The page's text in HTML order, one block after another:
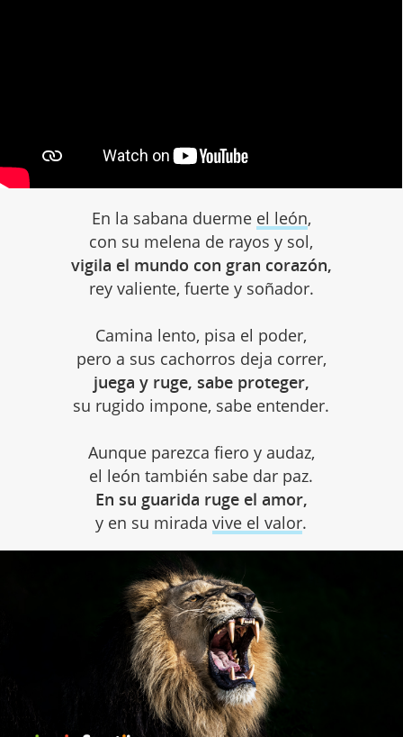
En la sabana duerme el león,
con su melena de rayos y sol,
vigila el mundo con gran corazón,
rey valiente, fuerte y soñador.
Camina lento, pisa el poder,
pero a sus cachorros deja correr,
juega y ruge, sabe proteger,
su rugido impone, sabe entender.
Aunque parezca fiero y audaz,
el león también sabe dar paz.
En su guarida ruge el amor,
y en su miradavive el valor.